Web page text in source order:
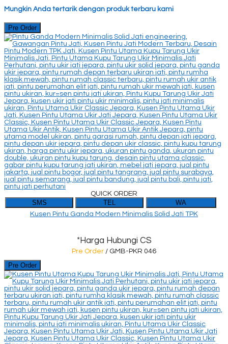
Mungkin Anda tertarik dengan produk terbaru kami
Pre Order
QUICK ORDER
SMS TEL WA
Kusen Pintu Ganda Modern Minimalis Solid Jati TPK
*Harga Hubungi CS
Pre Order / GMB-PKR 046
Pre Order